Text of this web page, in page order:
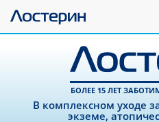
БОЛЕЕ 15 ЛЕТ
В комплексном уходе
экземе,